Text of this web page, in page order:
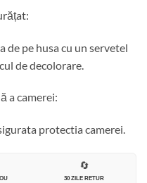
pe husa cu un servetel
de decolorare.
a camerei:
protectia camerei.
🔄
30 ZILE RETUR